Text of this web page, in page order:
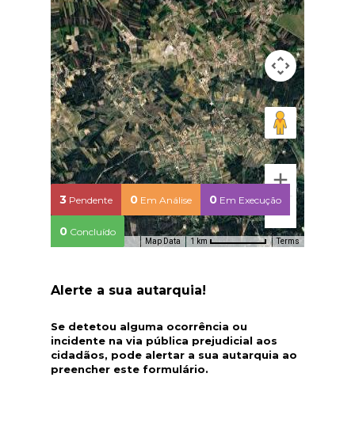
Map Data 1 km Terms
3 Pendente 0 Em Análise 0 Em Execução
0 Concluído
Alerte a sua autarquia!
Se detetou alguma ocorrência ou
incidente na via pública prejudicial aos
cidadãos, pode alertar a sua autarquia ao
preencher este formulário.